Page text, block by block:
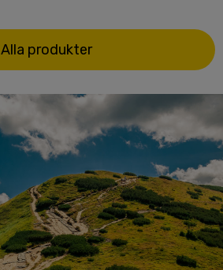
Alla produkter